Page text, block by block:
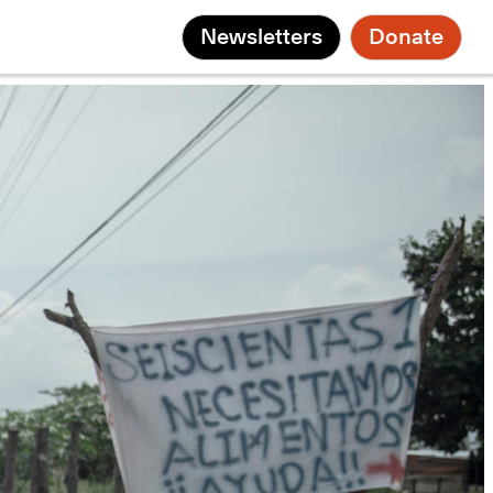
Newsletters Donate